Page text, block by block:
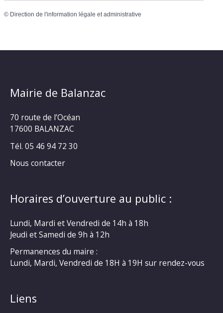
© Direction de l'information légale et administrative
Mairie de Balanzac
70 route de l’Océan
17600 BALANZAC
Tél. 05 46 94 72 30
Nous contacter
Horaires d’ouverture au public :
Lundi, Mardi et Vendredi de 14h à 18h
Jeudi et Samedi de 9h à 12h
Permanences du maire :
Lundi, Mardi, Vendredi de 18H à 19H sur rendez-vous
Liens